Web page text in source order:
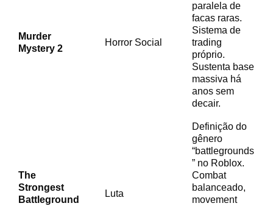
Murder
Mystery 2
Horror Social
paralela de
facas raras.
Sistema de
trading
próprio.
Sustenta base
massiva há
anos sem
decair.
The
Strongest
Battleground
Luta
Definição do
gênero
“battlegrounds
” no Roblox.
Combat
balanceado,
movement